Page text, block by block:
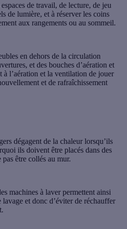
de travail, de lecture, de jeu
de lumière, et à réserver les coins
aux rangements ou au sommeil.
en dehors de la circulation
et des bouches d’aération et
l’aération et la ventilation de jouer
et de rafraîchissement
dégagent de la chaleur lorsqu’ils
ils doivent être placés dans des
pas être collés au mur.
machines à laver permettent ainsi
et donc d’éviter de réchauffer